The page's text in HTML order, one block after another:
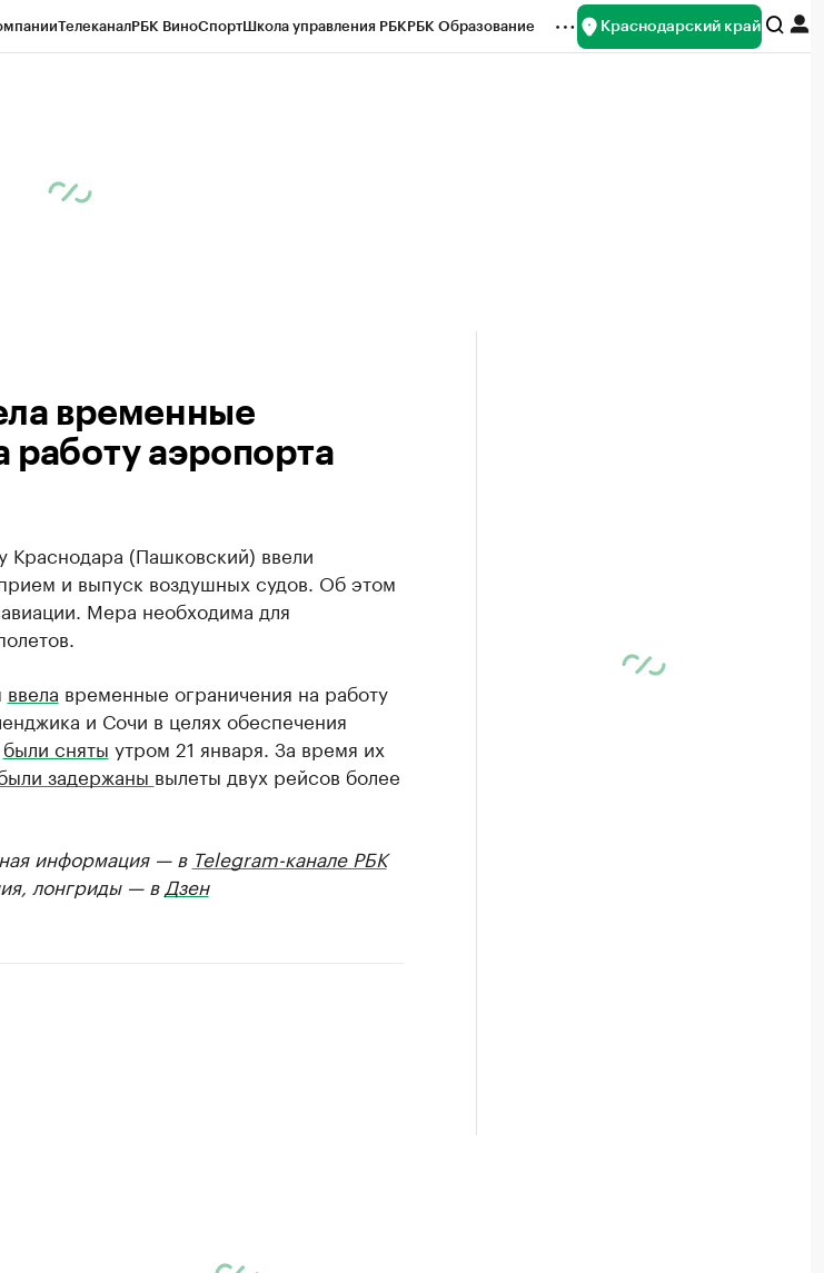
ТелеканалРБК ВиноСпортШкола управления РБКРБК Образование Краснодарский край
временные
работу аэропорта
(Пашковский) ввели
и выпуск воздушных судов. Об этом
Мера необходима для
ввела временные ограничения на работу
и Сочи в целях обеспечения
были сняты утром 21 января. За время их
задержаны вылеты двух рейсов более
информация — в Telegram-канале РБК
лонгриды — в Дзен